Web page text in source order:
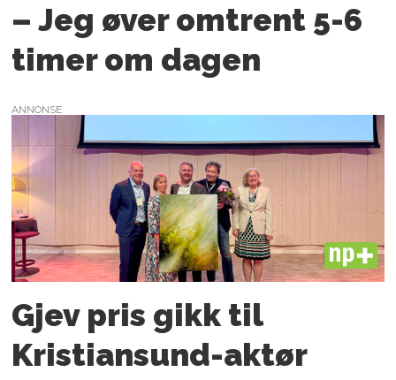
– Jeg øver omtrent 5-6
timer om dagen
ANNONSE
PLUS
Gjev pris gikk til
Kristiansund-aktør